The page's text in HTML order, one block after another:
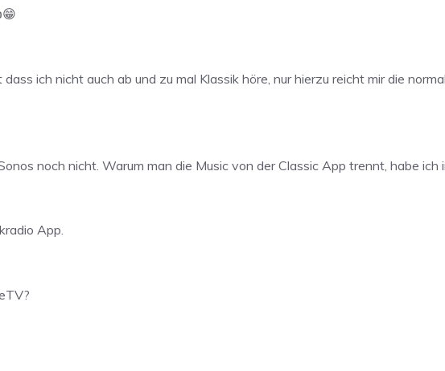
ich nicht auch ab und zu mal Klassik höre, nur hierzu reicht mir die
noch nicht. Warum man die Music von der Classic App trennt, habe ich
App.